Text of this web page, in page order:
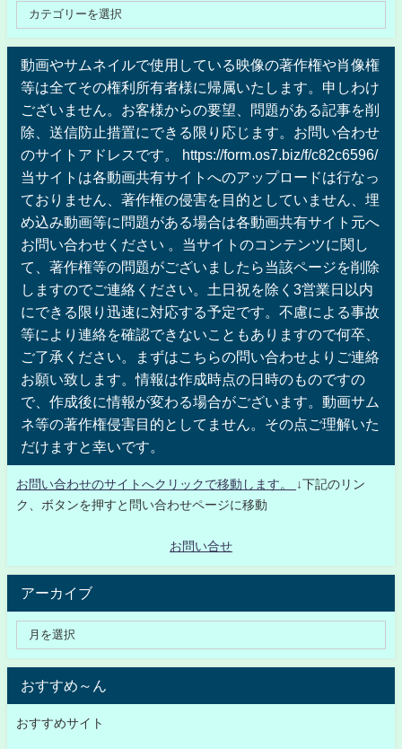
動画やサムネイルで使用している映像の著作権や肖像権
等は全てその権利所有者様に帰属いたします。申しわけ
ございません。お客様からの要望、問題がある記事を削
除、送信防止措置にできる限り応じます。お問い合わせ
のサイトアドレスです。 https://form.os7.biz/f/c82c6596/
当サイトは各動画共有サイトへのアップロードは行なっ
ておりません、著作権の侵害を目的としていません、埋
め込み動画等に問題がある場合は各動画共有サイト元へ
お問い合わせください 。当サイトのコンテンツに関し
て、著作権等の問題がございましたら当該ページを削除
しますのでご連絡ください。土日祝を除く3営業日以内
にできる限り迅速に対応する予定です。不慮による事故
等により連絡を確認できないこともありますので何卒、
ご了承ください。まずはこちらの問い合わせよりご連絡
お願い致します。情報は作成時点の日時のものですの
で、作成後に情報が変わる場合がございます。動画サム
ネ等の著作権侵害目的としてません。その点ご理解いた
だけますと幸いです。
お問い合わせのサイトへクリックで移動します。
↓下記のリン
ク、ボタンを押すと問い合わせページに移動
お問い合せ
アーカイブ
おすすめ～ん
おすすめサイト